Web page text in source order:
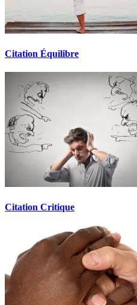
Citation Équilibre
Citation Critique